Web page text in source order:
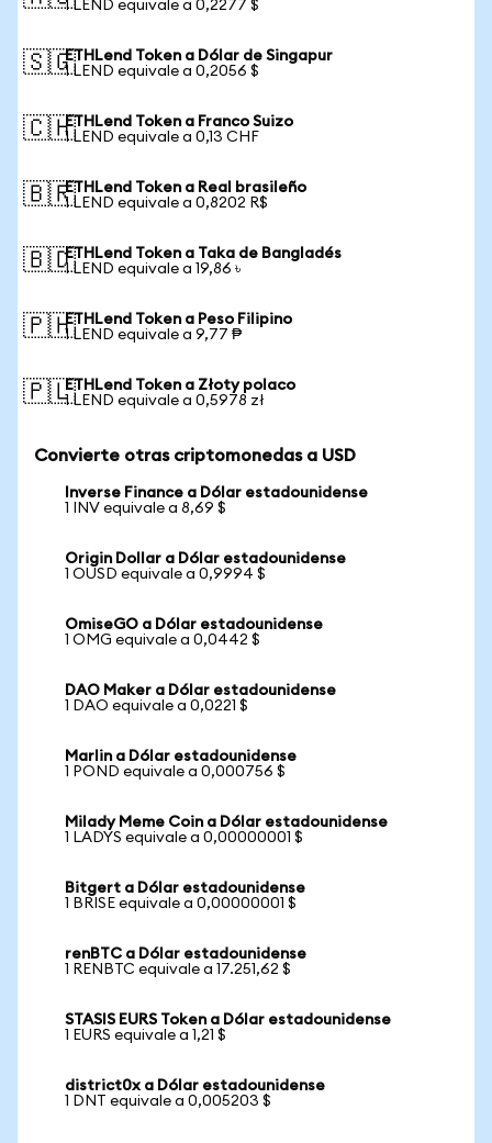
1 LEND equivale a 0,2277 $
🇸🇬ETHLend Token a Dólar de Singapur
1 LEND equivale a 0,2056 $
🇨🇭ETHLend Token a Franco Suizo
1 LEND equivale a 0,13 CHF
🇧🇷ETHLend Token a Real brasileño
1 LEND equivale a 0,8202 R$
🇧🇩ETHLend Token a Taka de Bangladés
1 LEND equivale a 19,86 ৳
🇵🇭ETHLend Token a Peso Filipino
1 LEND equivale a 9,77 ₱
🇵🇱ETHLend Token a Złoty polaco
1 LEND equivale a 0,5978 zł
Convierte otras criptomonedas a USD
Inverse Finance a Dólar estadounidense
1 INV equivale a 8,69 $
Origin Dollar a Dólar estadounidense
1 OUSD equivale a 0,9994 $
OmiseGO a Dólar estadounidense
1 OMG equivale a 0,0442 $
DAO Maker a Dólar estadounidense
1 DAO equivale a 0,0221 $
Marlin a Dólar estadounidense
1 POND equivale a 0,000756 $
Milady Meme Coin a Dólar estadounidense
1 LADYS equivale a 0,00000001 $
Bitgert a Dólar estadounidense
1 BRISE equivale a 0,00000001 $
renBTC a Dólar estadounidense
1 RENBTC equivale a 17.251,62 $
STASIS EURS Token a Dólar estadounidense
1 EURS equivale a 1,21 $
district0x a Dólar estadounidense
1 DNT equivale a 0,005203 $